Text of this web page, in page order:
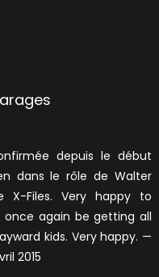
depuis le début
dans le rôle de Walter
X-Files. Very happy to
once again be getting all
kids. Very happy. —
2015